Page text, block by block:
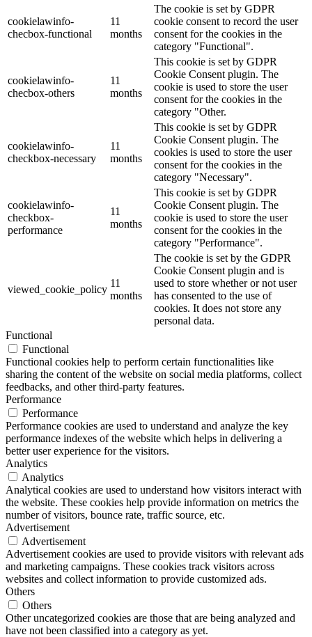
cookielawinfo-
checbox-functional
11
months
The cookie is set by GDPR
cookie consent to record the user
consent for the cookies in the
category "Functional".
cookielawinfo-
checbox-others
11
months
This cookie is set by GDPR
Cookie Consent plugin. The
cookie is used to store the user
consent for the cookies in the
category "Other.
cookielawinfo-
checkbox-necessary
11
months
This cookie is set by GDPR
Cookie Consent plugin. The
cookies is used to store the user
consent for the cookies in the
category "Necessary".
cookielawinfo-
checkbox-
performance
11
months
This cookie is set by GDPR
Cookie Consent plugin. The
cookie is used to store the user
consent for the cookies in the
category "Performance".
viewed_cookie_policy
11
months
The cookie is set by the GDPR
Cookie Consent plugin and is
used to store whether or not user
has consented to the use of
cookies. It does not store any
personal data.
Functional
Functional
Functional cookies help to perform certain functionalities like
sharing the content of the website on social media platforms, collect
feedbacks, and other third-party features.
Performance
Performance
Performance cookies are used to understand and analyze the key
performance indexes of the website which helps in delivering a
better user experience for the visitors.
Analytics
Analytics
Analytical cookies are used to understand how visitors interact with
the website. These cookies help provide information on metrics the
number of visitors, bounce rate, traffic source, etc.
Advertisement
Advertisement
Advertisement cookies are used to provide visitors with relevant ads
and marketing campaigns. These cookies track visitors across
websites and collect information to provide customized ads.
Others
Others
Other uncategorized cookies are those that are being analyzed and
have not been classified into a category as yet.